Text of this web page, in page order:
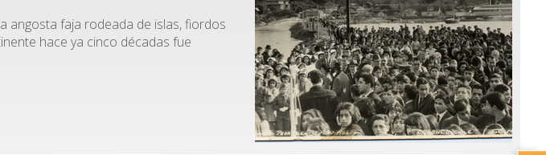
angosta faja rodeada de islas, fiordos
hace ya cinco décadas fue